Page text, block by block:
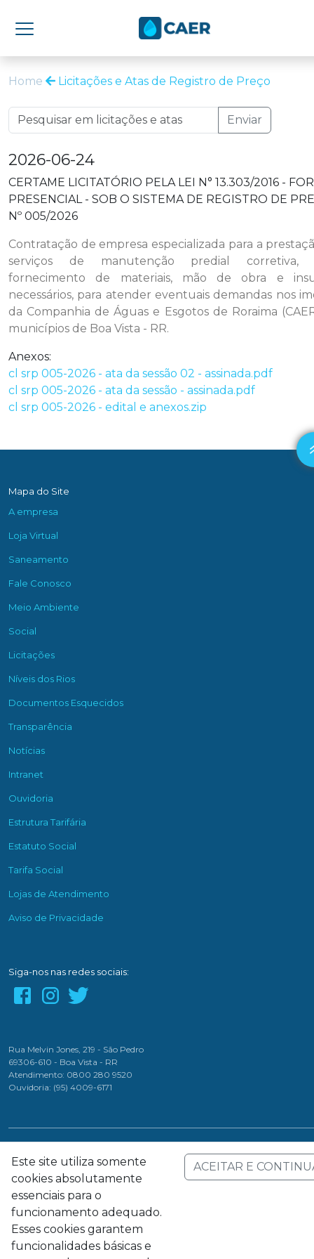
Este site utiliza somente
cookies absolutamente
essenciais para o
funcionamento adequado.
Esses cookies garantem
funcionalidades básicas e
ACEITAR E
Home Licitações e Atas de Registro de Preço
Enviar
2026-06-24
CERTAME LICITATÓRIO PELA LEI N° 13.303/2016 -
PRESENCIAL - SOB O SISTEMA DE REGISTRO DE
Nº 005/2026
Contratação de empresa especializada para a
serviços de manutenção predial corretiva,
fornecimento de materiais, mão de obra e
necessários, para atender eventuais demandas nos
da Companhia de Águas e Esgotos de Roraima
municípios de Boa Vista - RR.
Anexos:
cl srp 005-2026 - ata da sessão 02 - assinada.pdf
cl srp 005-2026 - ata da sessão - assinada.pdf
cl srp 005-2026 - edital e anexos.zip
Mapa do Site
A empresa
Loja Virtual
Saneamento
Fale Conosco
Meio Ambiente
Social
Licitações
Níveis dos Rios
Documentos Esquecidos
Transparência
Notícias
Intranet
Ouvidoria
Estrutura Tarifária
Estatuto Social
Tarifa Social
Lojas de Atendimento
Aviso de Privacidade
Siga-nos nas redes sociais:
Rua Melvin Jones, 219 - São Pedro
69306-610 - Boa Vista - RR
Atendimento: 0800 280 9520
Ouvidoria: (95) 4009-6171
Companhia de Águas e Esgotos de Roraima - Todos os direitos reservados